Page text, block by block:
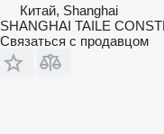
Китай, Shanghai
SHANGHAI TAILE
Связаться с продавцом